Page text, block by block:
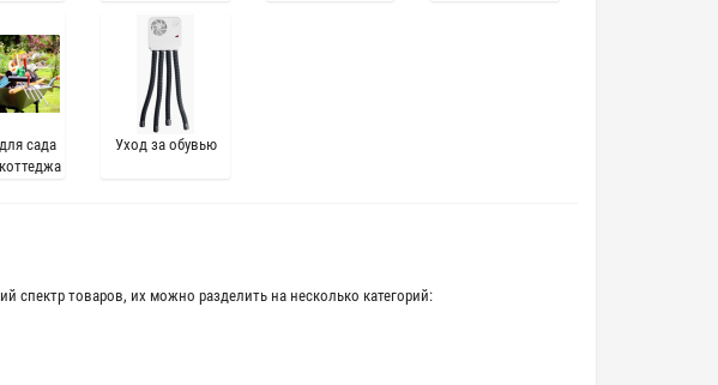
сада
Уход за обувью
спектр товаров, их можно разделить на несколько категорий: